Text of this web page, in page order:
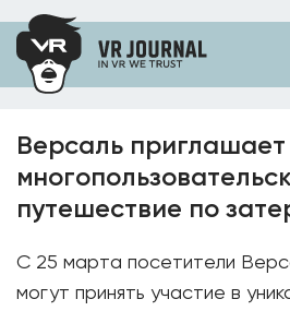
Версаль приглашает
путешествие по
С 25 марта посетители
могут принять участие в